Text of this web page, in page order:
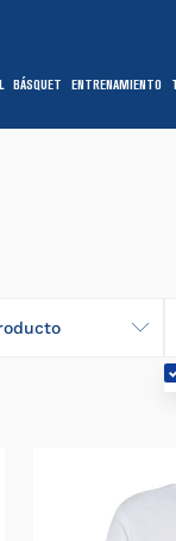
BÁSQUET ENTRENAMIENTO
.
10